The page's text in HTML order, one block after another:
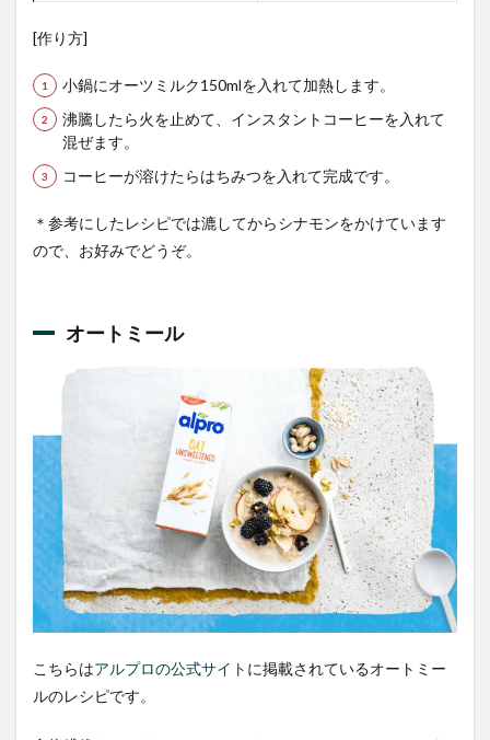
[作り方]
小鍋にオーツミルク150mlを入れて加熱します。
沸騰したら火を止めて、インスタントコーヒーを入れて
混ぜます。
コーヒーが溶けたらはちみつを入れて完成です。
＊参考にしたレシピでは漉してからシナモンをかけています
ので、お好みでどうぞ。
オートミール
こちらはアルプロの公式サイト に掲載されているオートミー
ルのレシピです。